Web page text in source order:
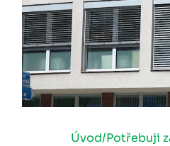
Úvod/Potřebuji